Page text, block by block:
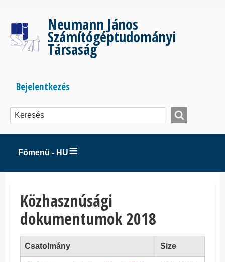
tartalomra
Neumann János
Számítógéptudományi
Társaság
Bejelentkezés
menüje
Bejelentkezés
Főmenü - HU
Közhasznúsági
dokumentumok 2018
Csatolmány Size